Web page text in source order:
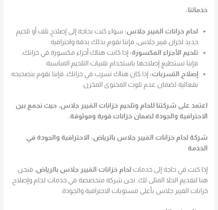
خدماتنا:
لحام خزانات الفيبر جلاس: سواء كنت بحاجة إلى إصلاح تلف أو تلحيم
جديد لخزان فيبر جلاس، فإننا نقوم بذلك بدقة واحترافية.
تلحيم الأجزاء المكسورة: إذا كانت هناك أجزاء مكسورة في خزانك،
فإننا نستطيع إصلاحها باستخدام تقنيات التلحيم المناسبة.
إصلاح التسربات: إذا كان هناك تسرب في خزانك، فإننا نقوم بتصحيحه
بفعالية لضمان عدم تلوث المحتوى المخزن.
اعتمد على شركتنا للحام وتلحيم خزانات الفيبر جلاس، حيث نجمع بين
الاحترافية والجودة لضمان خزانات قوية وموثوقة.
شركة لحام خزانات الفيبر جلاس بالرياض: الاحترافية والجودة في
الخدمة
إذا كنت في حاجة إلى خدمات لحام خزانات الفيبر جلاس بالرياض، فنحن
هنا لتقديم الحلا المثلى لك. نحن شركة متخصصة في خدمات لحام وإصلاح
خزانات الفيبر جلاس بأعلى مستويات الاحترافية والجودة.